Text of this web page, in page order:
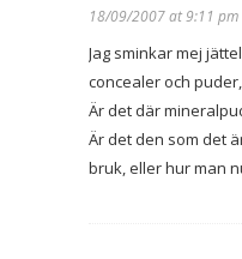
18/09/2007 at 9:11 pm
Jag sminkar mej
concealer och
Är det där
Är det den som det
bruk, eller hur man